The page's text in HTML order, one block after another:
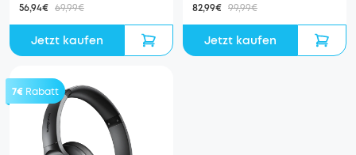
56,94€ 69,99€
Jetzt kaufen
82,99€ 99,99€
Jetzt kaufen
7€ Rabatt